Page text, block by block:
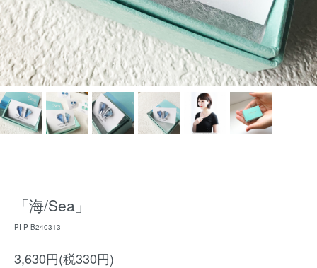
「海/Sea」
PI-P-B240313
3,630円(税330円)